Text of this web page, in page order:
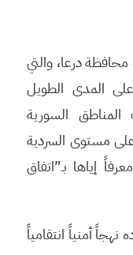
محافظة درعا، والتي
المدى الطويل
السورية
مستوى السردية
إياها بـ”اتفاق
أمنياً انتقامياً